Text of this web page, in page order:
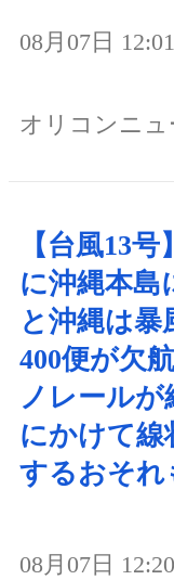
08月07日 12:01
オリコンニュ
【台風13
に沖縄本島
と沖縄は
400便が欠
ノレール
にかけて線
するおそれ
08月07日 12:20